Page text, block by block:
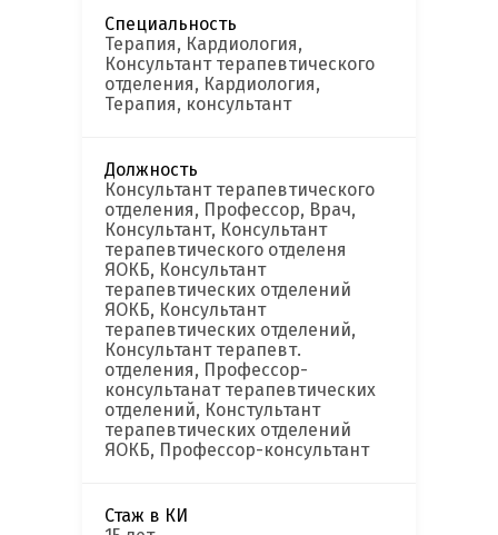
Специальность
Терапия, Кардиология,
Консультант терапевтического
отделения, Кардиология,
Терапия, консультант
Должность
Консультант терапевтического
отделения, Профессор, Врач,
Консультант, Консультант
терапевтического отделеня
ЯОКБ, Консультант
терапевтических отделений
ЯОКБ, Консультант
терапевтических отделений,
Консультант терапевт.
отделения, Профессор-
консультанат терапевтических
отделений, Констультант
терапевтических отделений
ЯОКБ, Профессор-консультант
Стаж в КИ